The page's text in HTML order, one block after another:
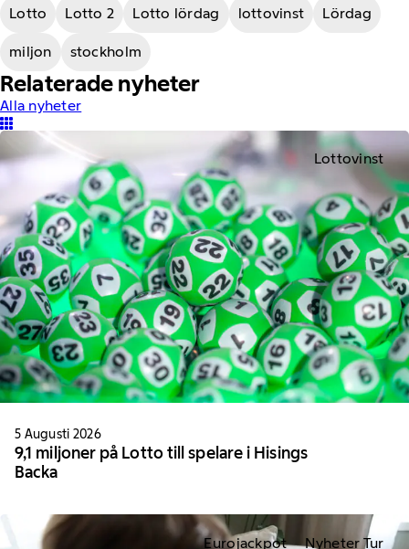
Lotto Lotto 2 Lotto lördag lottovinst Lördag
miljon stockholm
Relaterade nyheter
Alla nyheter
Lottovinst
5 Augusti 2026
9,1 miljoner på Lotto till spelare i Hisings
Backa
Eurojackpot Nyheter Tur